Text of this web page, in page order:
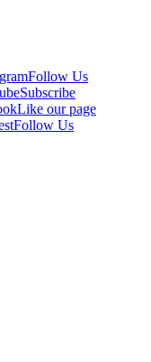
Follow Us
Subscribe
Like our page
Follow Us